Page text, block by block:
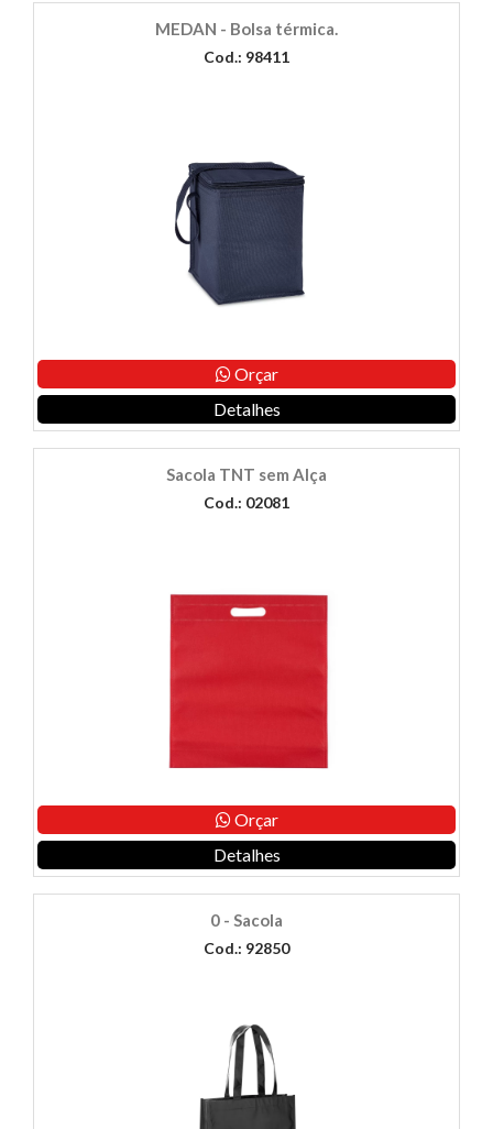
MEDAN - Bolsa térmica.
Cod.: 98411
Orçar
Detalhes
Sacola TNT sem Alça
Cod.: 02081
Orçar
Detalhes
0 - Sacola
Cod.: 92850